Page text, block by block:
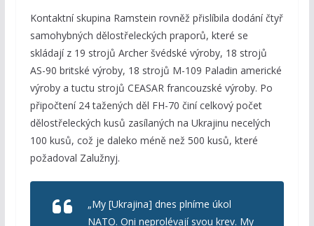
Kontaktní skupina Ramstein rovněž přislíbila dodání čtyř
samohybných dělostřeleckých praporů, které se
skládají z 19 strojů Archer švédské výroby, 18 strojů
AS-90 britské výroby, 18 strojů M-109 Paladin americké
výroby a tuctu strojů CEASAR francouzské výroby. Po
připočtení 24 tažených děl FH-70 činí celkový počet
dělostřeleckých kusů zasílaných na Ukrajinu necelých
100 kusů, což je daleko méně než 500 kusů, které
požadoval Zalužnyj.
„My [Ukrajina] dnes plníme úkol
NATO. Oni neprolévají svou krev. My